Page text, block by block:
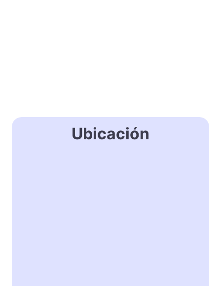
Ubicación